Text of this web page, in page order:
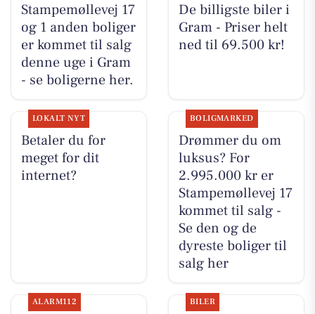
Stampemøllevej 17
og 1 anden boliger
er kommet til salg
denne uge i Gram
- se boligerne her.
De billigste biler i
Gram - Priser helt
ned til 69.500 kr!
LOKALT NYT
Betaler du for
meget for dit
internet?
BOLIGMARKED
Drømmer du om
luksus? For
2.995.000 kr er
Stampemøllevej 17
kommet til salg -
Se den og de
dyreste boliger til
salg her
ALARM112 BILER